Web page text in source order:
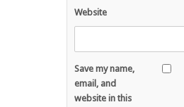
Website
Save my name,
email, and
website in this